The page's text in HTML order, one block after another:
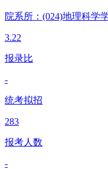
院系所：(024)地理科学
3.22
报录比
-
统考拟招
283
报考人数
-